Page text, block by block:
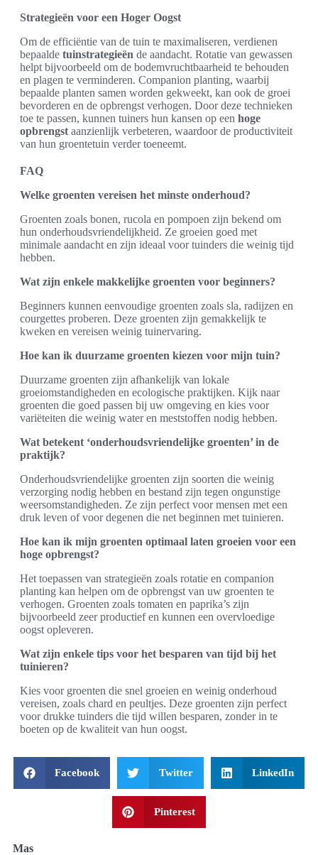
Strategieën voor een Hoger Oogst
Om de efficiëntie van de tuin te maximaliseren, verdienen
bepaalde tuinstrategieën de aandacht. Rotatie van gewassen
helpt bijvoorbeeld om de bodemvruchtbaarheid te behouden
en plagen te verminderen. Companion planting, waarbij
bepaalde planten samen worden gekweekt, kan ook de groei
bevorderen en de opbrengst verhogen. Door deze technieken
toe te passen, kunnen tuiners hun kansen op een hoge
opbrengst aanzienlijk verbeteren, waardoor de productiviteit
van hun groentetuin verder toeneemt.
FAQ
Welke groenten vereisen het minste onderhoud?
Groenten zoals bonen, rucola en pompoen zijn bekend om
hun onderhoudsvriendelijkheid. Ze groeien goed met
minimale aandacht en zijn ideaal voor tuinders die weinig tijd
hebben.
Wat zijn enkele makkelijke groenten voor beginners?
Beginners kunnen eenvoudige groenten zoals sla, radijzen en
courgettes proberen. Deze groenten zijn gemakkelijk te
kweken en vereisen weinig tuinervaring.
Hoe kan ik duurzame groenten kiezen voor mijn tuin?
Duurzame groenten zijn afhankelijk van lokale
groeiomstandigheden en ecologische praktijken. Kijk naar
groenten die goed passen bij uw omgeving en kies voor
variëteiten die weinig water en meststoffen nodig hebben.
Wat betekent ‘onderhoudsvriendelijke groenten’ in de
praktijk?
Onderhoudsvriendelijke groenten zijn soorten die weinig
verzorging nodig hebben en bestand zijn tegen ongunstige
weersomstandigheden. Ze zijn perfect voor mensen met een
druk leven of voor degenen die net beginnen met tuinieren.
Hoe kan ik mijn groenten optimaal laten groeien voor een
hoge opbrengst?
Het toepassen van strategieën zoals rotatie en companion
planting kan helpen om de opbrengst van uw groenten te
verhogen. Groenten zoals tomaten en paprika’s zijn
bijvoorbeeld zeer productief en kunnen een overvloedige
oogst opleveren.
Wat zijn enkele tips voor het besparen van tijd bij het
tuinieren?
Kies voor groenten die snel groeien en weinig onderhoud
vereisen, zoals chard en peultjes. Deze groenten zijn perfect
voor drukke tuinders die tijd willen besparen, zonder in te
boeten op de kwaliteit van hun oogst.
Facebook Twitter LinkedIn
Pinterest
Mas